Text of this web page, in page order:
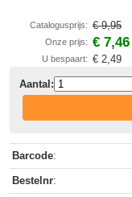
Catalogusprijs: € 9,95
Onze prijs: € 7,46
U bespaart: € 2,49
Aantal:
Barcode:
Bestelnr: